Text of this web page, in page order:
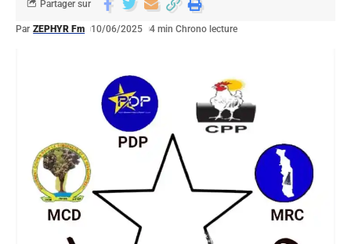
Par ZEPHYR Fm 10/06/2025 4 min Chrono lecture
Partager sur